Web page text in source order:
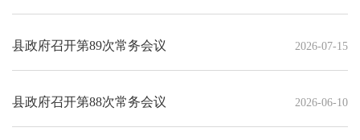
县政府召开第89次常务会议 2026-07-15
县政府召开第88次常务会议 2026-06-10